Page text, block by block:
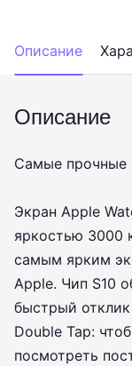
Описание
Описание
Самые прочные
Экран Apple
яркостью 3000
самым ярким
Apple. Чип S10
быстрый
Double Tap:
посмотреть